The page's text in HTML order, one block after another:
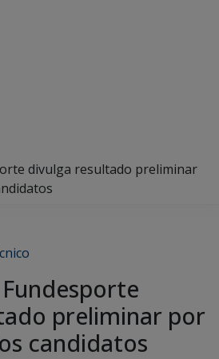
divulga resultado preliminar
preliminar por
candidatos